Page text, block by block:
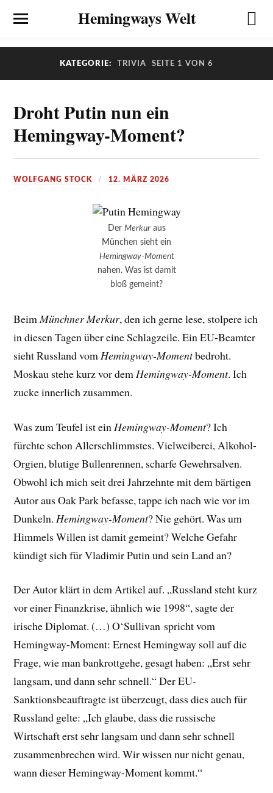
Hemingways Welt
KATEGORIE: TRIVIA SEITE 1 VON 6
Droht Putin nun ein
Hemingway-Moment?
WOLFGANG STOCK 12. MÄRZ 2026
Der Merkuraus
München sieht ein
Hemingway-Moment
nahen. Was ist damit
bloß gemeint?
BeimMünchner Merkur, den ich gerne lese, stolpere ich
in diesen Tagen über eine Schlagzeile. Ein EU-Beamter
sieht Russland vomHemingway-Momentbedroht.
Moskau stehe kurz vor demHemingway-Moment. Ich
zucke innerlich zusammen.
Was zum Teufel ist ein Hemingway-Moment? Ich
fürchte schon Allerschlimmstes. Vielweiberei, Alkohol-
Orgien, blutige Bullenrennen, scharfe Gewehrsalven.
Obwohl ich mich seit drei Jahrzehnte mit dem bärtigen
Autor aus Oak Park befasse, tappe ich nach wie vor im
Dunkeln. Hemingway-Moment? Nie gehört. Was um
Himmels Willen ist damit gemeint? Welche Gefahr
kündigt sich für Vladimir Putin und sein Land an?
Der Autor klärt in dem Artikel auf. „Russland steht kurz
vor einer Finanzkrise, ähnlich wie 1998“, sagte der
irische Diplomat. (…) O‘Sullivan spricht vom
Hemingway-Moment: Ernest Hemingway soll auf die
Frage, wie man bankrottgehe, gesagt haben: „Erst sehr
langsam, und dann sehr schnell.“ Der EU-
Sanktionsbeauftragte ist überzeugt, dass dies auch für
Russland gelte: „Ich glaube, dass die russische
Wirtschaft erst sehr langsam und dann sehr schnell
zusammenbrechen wird. Wir wissen nur nicht genau,
wann dieser Hemingway-Moment kommt.“